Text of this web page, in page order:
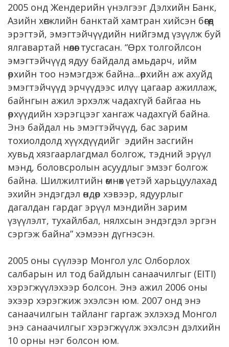
2005 онд Жендерийн үнэлгээг Дэлхийн Банк,
Азийн хөгжлийн банктай хамтран хийсэн бөгөөд
эрэгтэй, эмэгтэйчүүдийн нийгэмд үзүүлж буй
ялгавартай нөлөөг тусгасан. “Өрх толгойлсон
эмэгтэйчүүд ядуу байдалд амьдарч, ийм
өрхийн тоо нэмэгдэж байна...өрхийн аж ахуйд
эмэгтэйчүүд эрчүүдээс илүү цагаар ажиллаж,
байнгын ажил эрхэлж чадахгүй байгаа нь
өрхүүдийн хэрэгцээг хангаж чадахгүй байна.
Энэ байдал нь эмэгтэйчүүд, бас зарим
тохиолдолд хүүхдүүдийг эдийн засгийн
хувьд хязгаарлагдмал болгож, тэдний эрүүл
мэнд, боловсролын асуудлыг эмзэг болгож
байна. Шилжилтийн өмнөх үетэй харьцуулахад
эхийн эндэгдэл өндөр хэвээр, ядуурлыг
дагалдан гардаг эрүүл мэндийн зарим
үзүүлэлт, тухайлбал, нялхсын эндэгдэл эргэн
сэргэж байна” хэмээн дүгнэсэн.
2005 оны сүүлээр Монгол улс Олборлох
салбарын ил тод байдлын санаачилгыг (EITI)
хэрэгжүүлэхээр болсон. Энэ ажил 2006 оны
эхээр хэрэгжиж эхэлсэн юм. 2007 онд энэ
санаачилгын тайланг гаргаж эхлэхэд Монгол
энэ санаачилгыг хэрэгжүүлж эхэлсэн дэлхийн
10 орны нэг болсон юм.